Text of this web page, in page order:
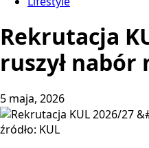
Rekrutacja
ruszył nabór
5 maja, 2026
źródło: KUL